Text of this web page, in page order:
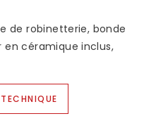
de robinetterie, bonde
céramique inclus,